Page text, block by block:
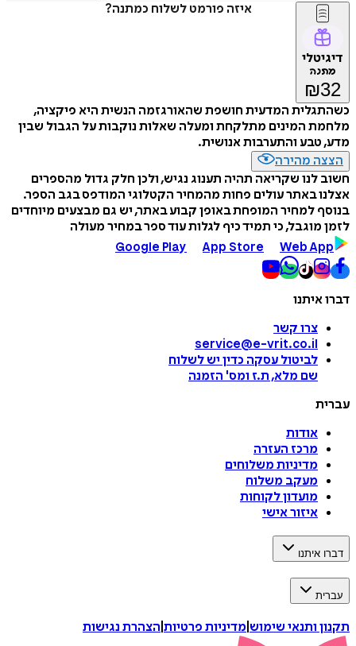
איזה פורמט לשלוח כמתנה?
דיגיטלי
מתנה
₪32
כשהתגלית המדעית חושפת שהאורגזמה הנשית היא פיקציה,
מלחמת המינים מתלקחת ומעלה שאלות נוקבות על הגבול שבין
מדע, טבע והתערבות אנושית.
הצצה מהירה
חשוב לנו שקריאה תהיה תענוג נגיש, ולכן חלק גדול מהספרים
אצלנו באתר עולים פחות מהמחיר הקטלוגי המודפס בגב הספר.
בנוסף למחיר המופחת באופן קבוע באתר, יש גם מבצעים מיוחדים
לזמן מוגבל, כי תמיד כיף לגלות עוד ספר במחיר מעולה
Google Play
App Store Web App
דברו איתנו
צרו קשר
service@e-vrit.co.il
לביטול עסקה כדין יש לשלוח
שם מלא, ת.ז ומס' הזמנה
עברית
אודות
מרכז העזרה
מדיניות משלוחים
מעקב משלוח
מועדון לקוחות
איזור אישי
דברו איתנו
עברית
תקנון ותנאי שימוש מדיניות פרטיות הצהרת נגישות